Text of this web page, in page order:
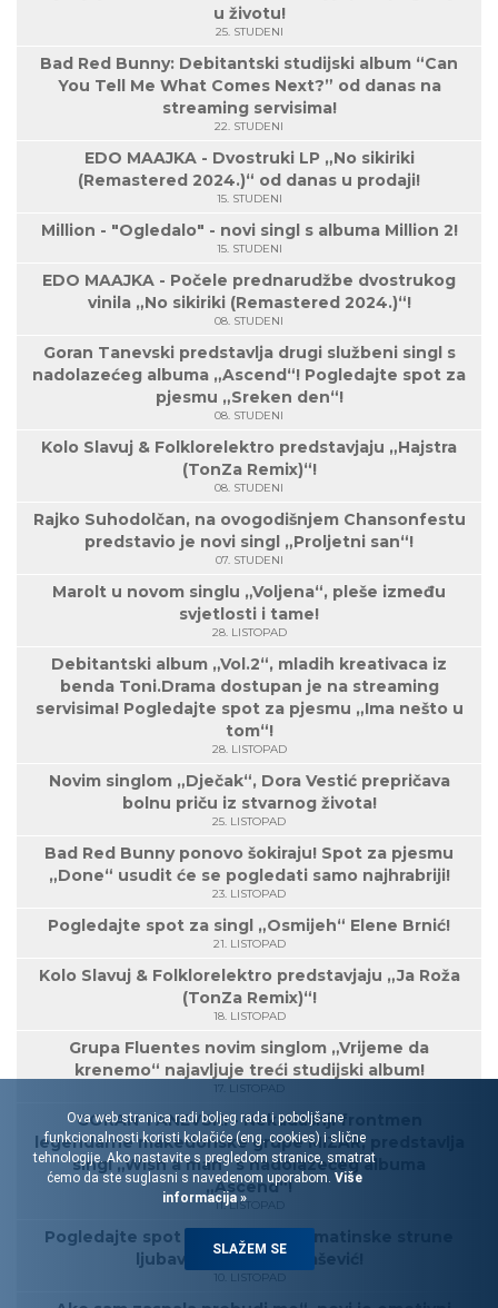
u životu!
25. STUDENI
Bad Red Bunny: Debitantski studijski album “Can
You Tell Me What Comes Next?” od danas na
streaming servisima!
22. STUDENI
EDO MAAJKA - Dvostruki LP „No sikiriki
(Remastered 2024.)“ od danas u prodaji!
15. STUDENI
Million - "Ogledalo" - novi singl s albuma Million 2!
15. STUDENI
EDO MAAJKA - Počele prednarudžbe dvostrukog
vinila „No sikiriki (Remastered 2024.)“!
08. STUDENI
Goran Tanevski predstavlja drugi službeni singl s
nadolazećeg albuma „Ascend“! Pogledajte spot za
pjesmu „Sreken den“!
08. STUDENI
Kolo Slavuj & Folklorelektro predstavjaju „Hajstra
(TonZa Remix)“!
08. STUDENI
Rajko Suhodolčan, na ovogodišnjem Chansonfestu
predstavio je novi singl „Proljetni san“!
07. STUDENI
Marolt u novom singlu „Voljena“, pleše između
svjetlosti i tame!
28. LISTOPAD
Debitantski album „Vol.2“, mladih kreativaca iz
benda Toni.Drama dostupan je na streaming
servisima! Pogledajte spot za pjesmu „Ima nešto u
tom“!
28. LISTOPAD
Novim singlom „Dječak“, Dora Vestić prepričava
bolnu priču iz stvarnog života!
25. LISTOPAD
Bad Red Bunny ponovo šokiraju! Spot za pjesmu
„Done“ usudit će se pogledati samo najhrabriji!
23. LISTOPAD
Pogledajte spot za singl „Osmijeh“ Elene Brnić!
21. LISTOPAD
Kolo Slavuj & Folklorelektro predstavjaju „Ja Roža
(TonZa Remix)“!
18. LISTOPAD
Grupa Fluentes novim singlom „Vrijeme da
krenemo“ najavljuje treći studijski album!
17. LISTOPAD
GORAN TANEVSKI - Nekadašnji frontmen
legendarne makedonske grupe MIZAR, predstavlja
singl „Wish a man“ s nadolazećeg albuma
„Ascend“!
11. LISTOPAD
Pogledajte spot za pjesmu „Dalmatinske strune
ljubavi“, Marine Tomašević!
10. LISTOPAD
Ova web stranica radi boljeg rada i poboljšane
funkcionalnosti koristi kolačiće (eng. cookies) i slične
tehnologije. Ako nastavite s pregledom stranice, smatrat
ćemo da ste suglasni s navedenom uporabom. Više
informacija »
SLAŽEM SE